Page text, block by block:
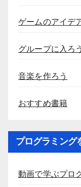
ゲームのアイデ
グループに入ろう
音楽を作ろう
おすすめ書籍
プログラミング
動画で学ぶプロ